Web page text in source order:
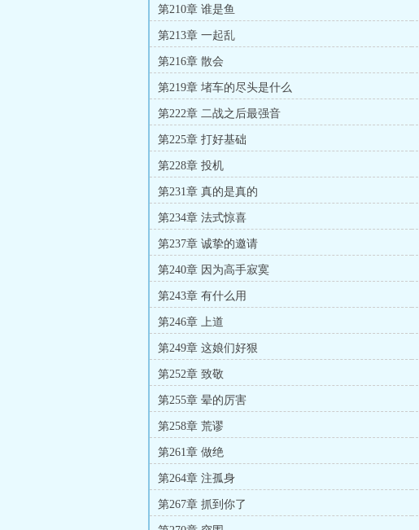
第210章 谁是鱼
第213章 一起乱
第216章 散会
第219章 堵车的尽头是什么
第222章 二战之后最强音
第225章 打好基础
第228章 投机
第231章 真的是真的
第234章 法式惊喜
第237章 诚挚的邀请
第240章 因为高手寂寞
第243章 有什么用
第246章 上道
第249章 这娘们好狠
第252章 致敬
第255章 晕的厉害
第258章 荒谬
第261章 做绝
第264章 注孤身
第267章 抓到你了